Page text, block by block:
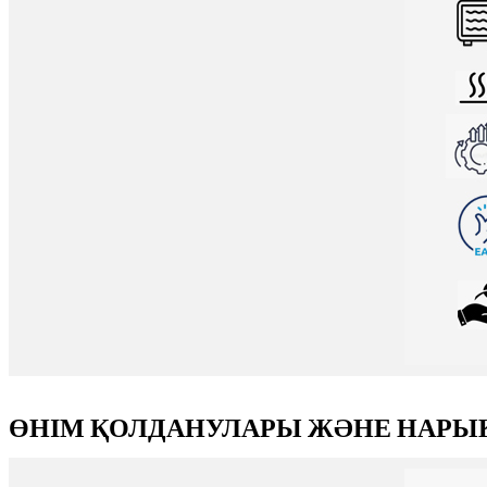
ӨНІМ ҚОЛДАНУЛАРЫ ЖӘНЕ